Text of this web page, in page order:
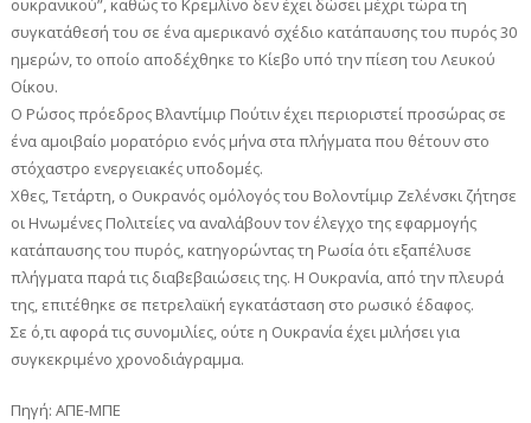
ουκρανικού”, καθώς το Κρεμλίνο δεν έχει δώσει μέχρι τώρα τη
συγκατάθεσή του σε ένα αμερικανό σχέδιο κατάπαυσης του πυρός 30
ημερών, το οποίο αποδέχθηκε το Κίεβο υπό την πίεση του Λευκού
Οίκου.
Ο Ρώσος πρόεδρος Βλαντίμιρ Πούτιν έχει περιοριστεί προσώρας σε
ένα αμοιβαίο μορατόριο ενός μήνα στα πλήγματα που θέτουν στο
στόχαστρο ενεργειακές υποδομές.
Χθες, Τετάρτη, ο Ουκρανός ομόλογός του Βολοντίμιρ Ζελένσκι ζήτησε
οι Ηνωμένες Πολιτείες να αναλάβουν τον έλεγχο της εφαρμογής
κατάπαυσης του πυρός, κατηγορώντας τη Ρωσία ότι εξαπέλυσε
πλήγματα παρά τις διαβεβαιώσεις της. Η Ουκρανία, από την πλευρά
της, επιτέθηκε σε πετρελαϊκή εγκατάσταση στο ρωσικό έδαφος.
Σε ό,τι αφορά τις συνομιλίες, ούτε η Ουκρανία έχει μιλήσει για
συγκεκριμένο χρονοδιάγραμμα.
Πηγή: ΑΠΕ-ΜΠΕ